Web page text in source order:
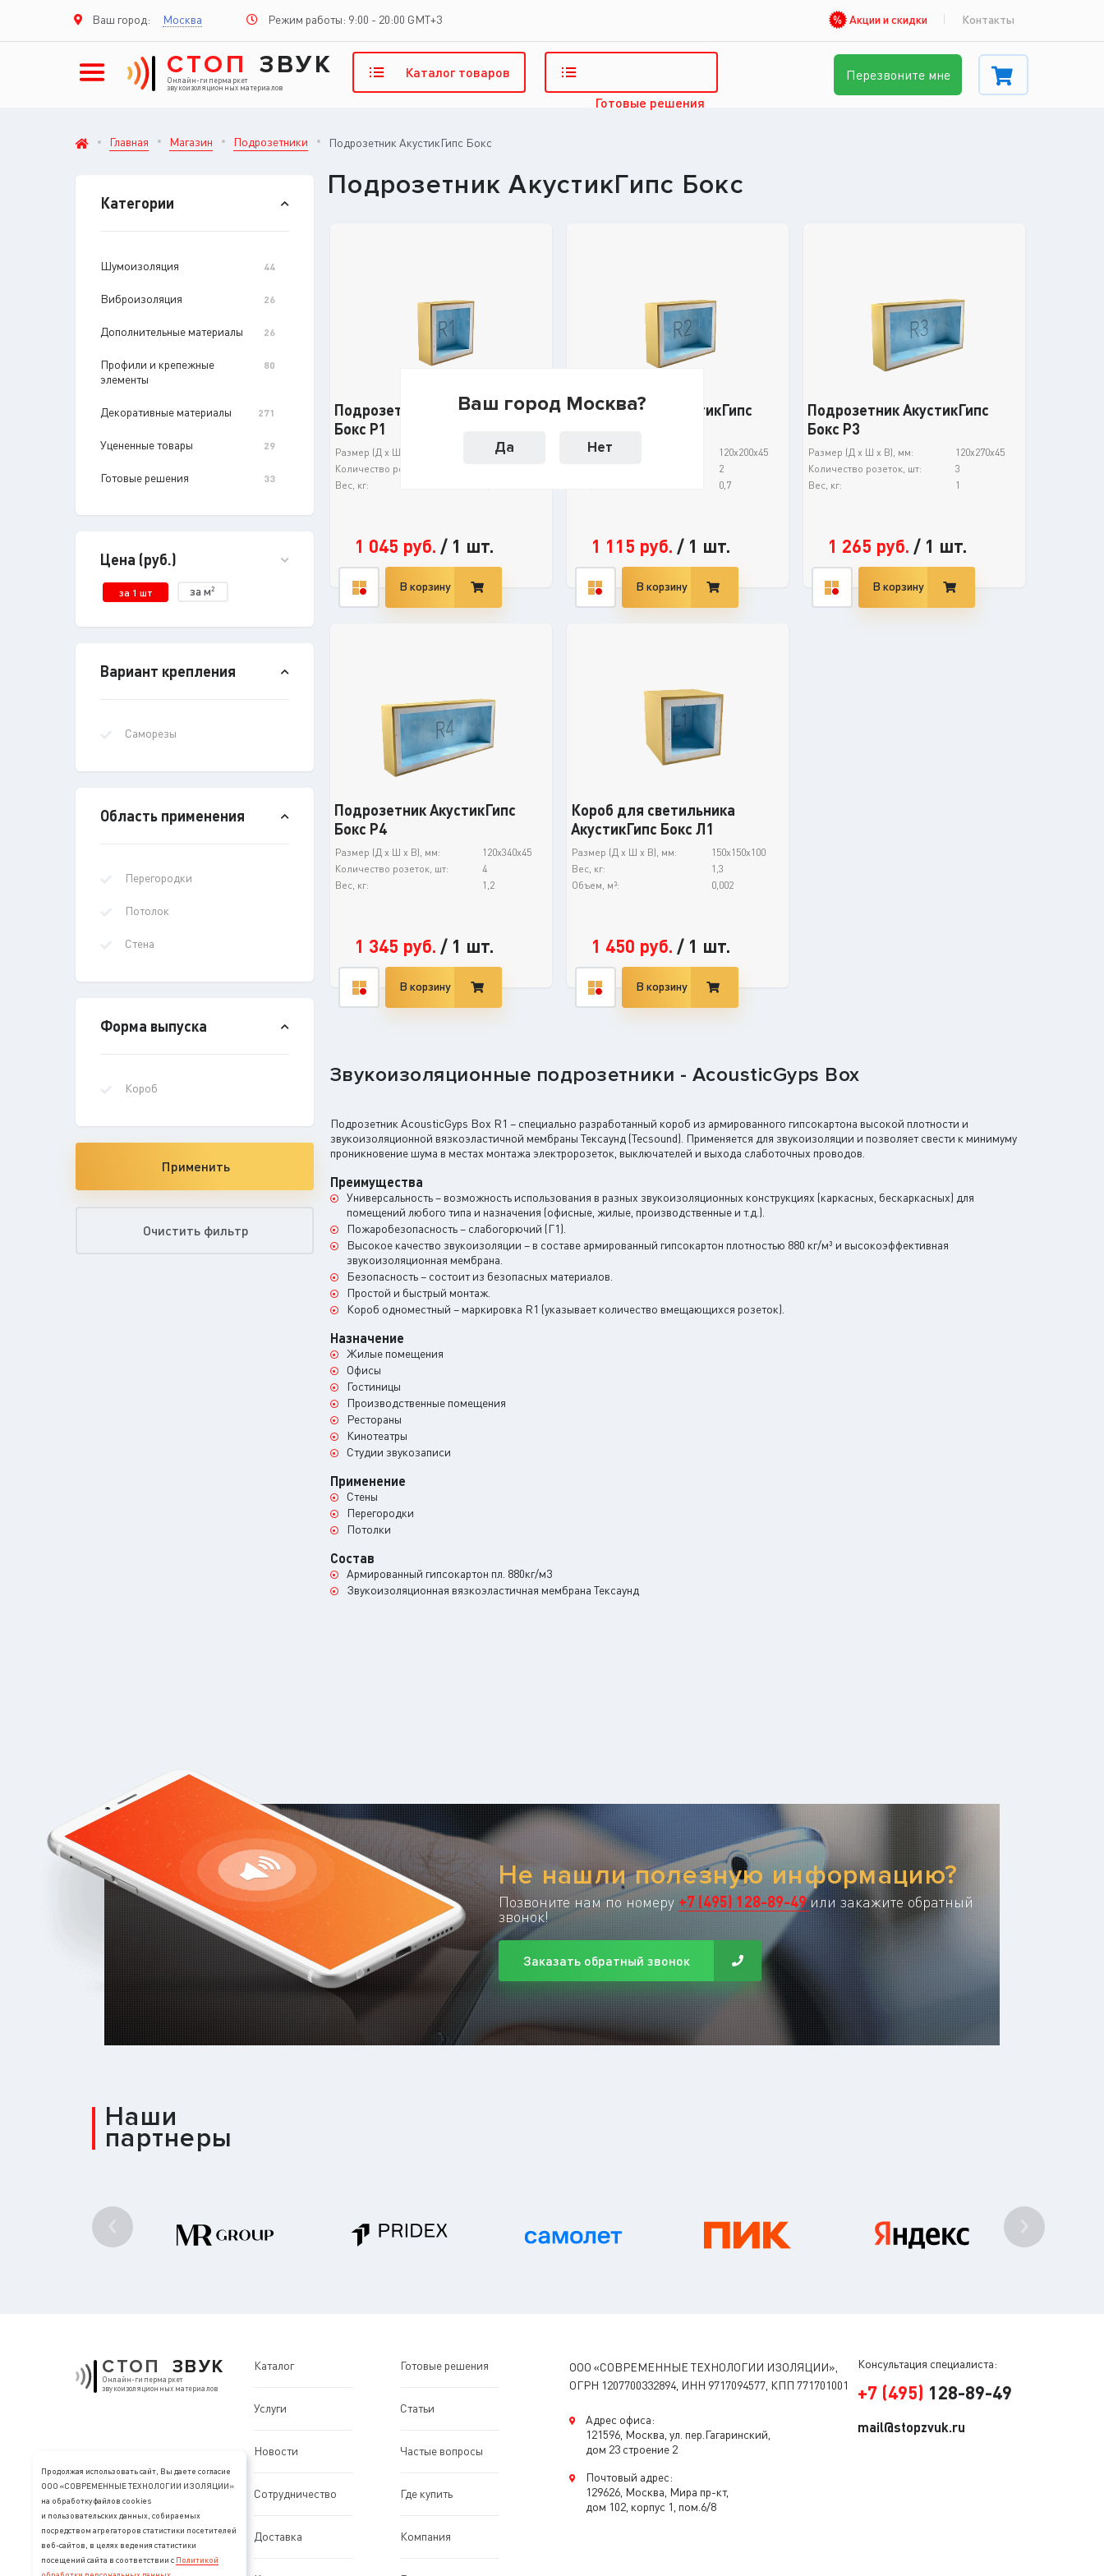
Ваш город: Москва
Ваш город Москва?
Да Нет
Режим работы: 9:00 - 20:00 GMT+3 Акции и скидки Контакты
СТОП ЗВУК
Онлайн-гипермаркет
звукоизоляционных материалов
Каталогтоваров
Готовые решения
Перезвоните мне
Главная Магазин Подрозетники Подрозетник АкустикГипс Бокс
Категории
Шумоизоляция 44
Виброизоляция 26
Дополнительные материалы 26
Профили и крепежные
элементы
80
Декоративные материалы 271
Уцененные товары 29
Готовые решения 33
Цена (руб.)
за 1 шт за м2
Вариант крепления
Саморезы
Область применения
Перегородки
Потолок
Стена
Форма выпуска
Короб
Применить
Очистить фильтр
Подрозетник АкустикГипс Бокс
Подрозетник АкустикГипс
Бокс Р1
Размер (Д х Ш х В), мм:
120x120x45
Количество розеток, шт:
Вес, кг:
1 045 руб. / 1 шт.
В корзину
Подрозетник АкустикГипс
Размер (Д х Ш х В), мм:
120x200x45
2
0,7
1 115 руб. / 1 шт.
В корзину
Подрозетник АкустикГипс
Бокс Р3
Размер (Д х Ш х В), мм:
120x270x45
Количество розеток, шт:
3
Вес, кг:
1
1 265 руб. / 1 шт.
В корзину
Подрозетник АкустикГипс
Бокс Р4
Размер (Д х Ш х В), мм:
120x340x45
Количество розеток, шт:
4
Вес, кг:
1,2
1 345 руб. / 1 шт.
В корзину
Короб для светильника
АкустикГипс Бокс Л1
Размер (Д х Ш х В), мм:
150x150x100
Вес, кг:
1,3
Объем, м³:
0,002
1 450 руб. / 1 шт.
В корзину
Звукоизоляционные подрозетники - AcousticGyps Box
Подрозетник AcousticGyps Box R1 – специально разработанный короб из армированного гипсокартона высокой плотности и
звукоизоляционной вязкоэластичной мембраны Тексаунд (Tecsound). Применяется для звукоизоляции и позволяет свести к минимуму
проникновение шума в местах монтажа электророзеток, выключателей и выхода слаботочных проводов.
Преимущества
Универсальность – возможность использования в разных звукоизоляционных конструкциях (каркасных, бескаркасных) для
помещений любого типа и назначения (офисные, жилые, производственные и т.д.).
Пожаробезопасность – слабогорючий (Г1).
Высокое качество звукоизоляции – в составе армированный гипсокартон плотностью 880 кг/м³ и высокоэффективная
звукоизоляционная мембрана.
Безопасность – состоит из безопасных материалов.
Простой и быстрый монтаж.
Короб одноместный – маркировка R1 (указывает количество вмещающихся розеток).
Назначение
Жилые помещения
Офисы
Гостиницы
Производственные помещения
Рестораны
Кинотеатры
Студии звукозаписи
Применение
Стены
Перегородки
Потолки
Состав
Армированный гипсокартон пл. 880кг/м3
Звукоизоляционная вязкоэластичная мембрана Тексаунд
Не нашли полезную информацию?
Позвоните нам по номеру +7 (495) 128-89-49или закажите обратный
звонок!
Заказать обратный звонок
Наши
партнеры
СТОП ЗВУК
Онлайн-гипермаркет
звукоизоляционных материалов
Каталог Готовые решения
Услуги Статьи
Новости Частые вопросы
Сотрудничество Где купить
Доставка Компания
ООО «СОВРЕМЕННЫЕ ТЕХНОЛОГИИ ИЗОЛЯЦИИ»,
ОГРН 1207700332894, ИНН 9717094577, КПП 771701001
Адрес офиса:
121596, Москва, ул. пер.Гагаринский,
дом 23 строение 2
Почтовый адрес:
129626, Москва, Мира пр-кт,
дом 102, корпус 1, пом.6/8
Консультация специалиста:
+7 (495) 128-89-49
mail@stopzvuk.ru
Продолжая использовать сайт, Вы даете согласие
ООО «СОВРЕМЕННЫЕ ТЕХНОЛОГИИ ИЗОЛЯЦИИ»
на обработку файлов cookies
и пользовательских данных, собираемых
посредством агрегаторов статистики посетителей
веб-сайтов, в целях ведения статистики
посещений сайта в соответствии с Политикой